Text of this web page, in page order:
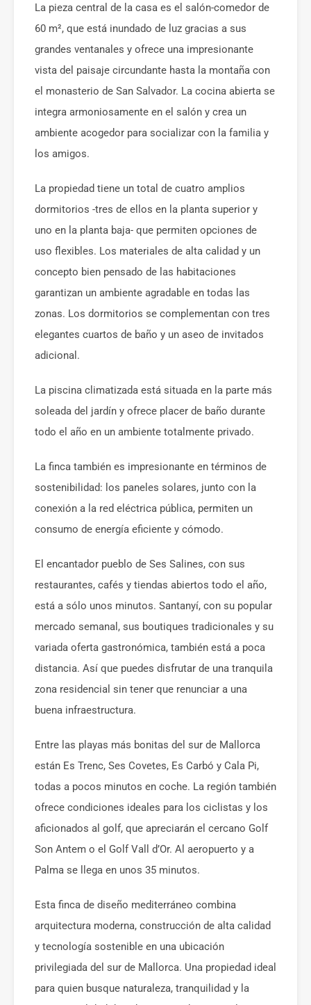
La pieza central de la casa es el salón-comedor de
60 m², que está inundado de luz gracias a sus
grandes ventanales y ofrece una impresionante
vista del paisaje circundante hasta la montaña con
el monasterio de San Salvador. La cocina abierta se
integra armoniosamente en el salón y crea un
ambiente acogedor para socializar con la familia y
los amigos.
La propiedad tiene un total de cuatro amplios
dormitorios -tres de ellos en la planta superior y
uno en la planta baja- que permiten opciones de
uso flexibles. Los materiales de alta calidad y un
concepto bien pensado de las habitaciones
garantizan un ambiente agradable en todas las
zonas. Los dormitorios se complementan con tres
elegantes cuartos de baño y un aseo de invitados
adicional.
La piscina climatizada está situada en la parte más
soleada del jardín y ofrece placer de baño durante
todo el año en un ambiente totalmente privado.
La finca también es impresionante en términos de
sostenibilidad: los paneles solares, junto con la
conexión a la red eléctrica pública, permiten un
consumo de energía eficiente y cómodo.
El encantador pueblo de Ses Salines, con sus
restaurantes, cafés y tiendas abiertos todo el año,
está a sólo unos minutos. Santanyí, con su popular
mercado semanal, sus boutiques tradicionales y su
variada oferta gastronómica, también está a poca
distancia. Así que puedes disfrutar de una tranquila
zona residencial sin tener que renunciar a una
buena infraestructura.
Entre las playas más bonitas del sur de Mallorca
están Es Trenc, Ses Covetes, Es Carbó y Cala Pi,
todas a pocos minutos en coche. La región también
ofrece condiciones ideales para los ciclistas y los
aficionados al golf, que apreciarán el cercano Golf
Son Antem o el Golf Vall d’Or. Al aeropuerto y a
Palma se llega en unos 35 minutos.
Esta finca de diseño mediterráneo combina
arquitectura moderna, construcción de alta calidad
y tecnología sostenible en una ubicación
privilegiada del sur de Mallorca. Una propiedad ideal
para quien busque naturaleza, tranquilidad y la